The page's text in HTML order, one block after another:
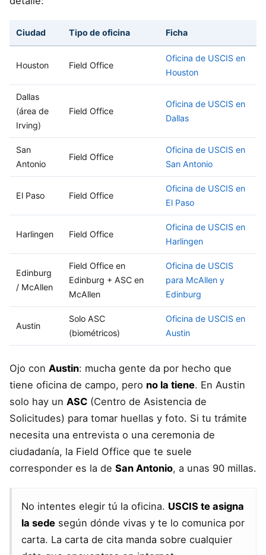
Ciudad Tipo de oficina Ficha
Houston Field Office
Oficina de USCIS en
Houston
Dallas
(área de
Irving)
Field Office
Oficina de USCIS en
Dallas
San
Antonio
Field Office
Oficina de USCIS en
San Antonio
El Paso Field Office
Oficina de USCIS en
El Paso
Harlingen Field Office
Oficina de USCIS en
Harlingen
Edinburg
/ McAllen
Field Office en
Edinburg + ASC en
McAllen
Oficina de USCIS
para McAllen y
Edinburg
Austin
Solo ASC
(biométricos)
Oficina de USCIS en
Austin
Ojo con Austin: mucha gente da por hecho que
tiene oficina de campo, pero no la tiene. En Austin
solo hay un ASC (Centro de Asistencia de
Solicitudes) para tomar huellas y foto. Si tu trámite
necesita una entrevista o una ceremonia de
ciudadanía, la Field Office que te suele
corresponder es la de San Antonio, a unas 90 millas.
No intentes elegir tú la oficina. USCIS te asigna
la sede según dónde vivas y te lo comunica por
carta. La carta de cita manda sobre cualquier